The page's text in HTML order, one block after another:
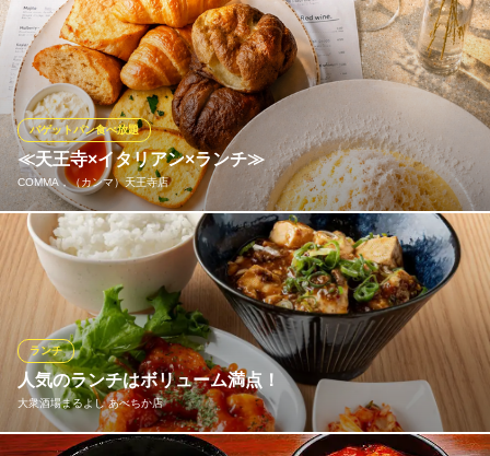
≪天王寺×イタリアン×ランチ≫
COMMA，（カンマ）天王寺店
バゲットパン食べ放題
ランチ限定！パン食べ放題！2980円～ （天王寺/イタリアン/ダイ
ニングバー/デート/女子会/大阪阿部野橋/おしゃれ/阿倍野筋/誕生
日/デート/パスタ/ワイン）
COMMA，（カンマ）天王寺店
個室イタリアン
近鉄南大阪線大阪阿部野橋駅 徒歩2分
大阪府大阪市阿倍野区阿倍野筋1-2-17 巴ビル3F
人気のランチはボリューム満点！
大衆酒場まるよし あべちか店
ランチ